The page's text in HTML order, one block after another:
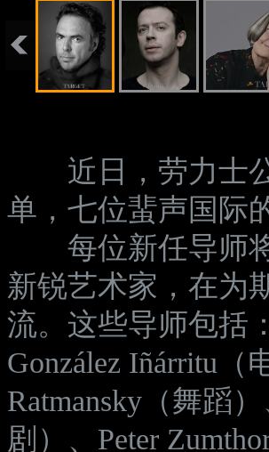
近日，劳力士公
单，七位蜚声国际
每位新任导师将
新锐艺术家，在为
流。这些导师包括
González Iñárritu（
Ratmansky（舞蹈
剧）、Peter